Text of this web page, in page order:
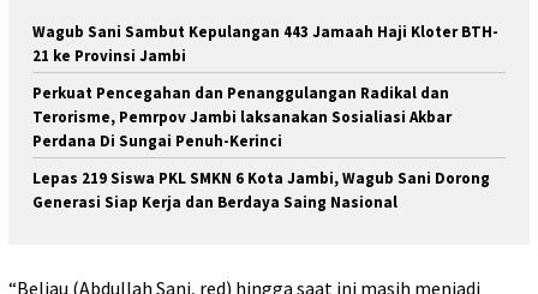
Wagub Sani Sambut Kepulangan 443 Jamaah Haji Kloter BTH-
21 ke Provinsi Jambi
Perkuat Pencegahan dan Penanggulangan Radikal dan
Terorisme, Pemrpov Jambi laksanakan Sosialiasi Akbar
Perdana Di Sungai Penuh-Kerinci
Lepas 219 Siswa PKL SMKN 6 Kota Jambi, Wagub Sani Dorong
Generasi Siap Kerja dan Berdaya Saing Nasional
“Beliau (Abdullah Sani, red) hingga saat ini masih menjadi